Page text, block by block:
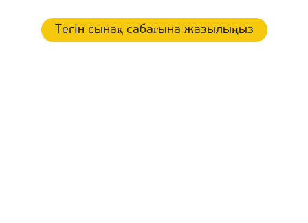
Тегін сынақ сабағына жазылыңыз